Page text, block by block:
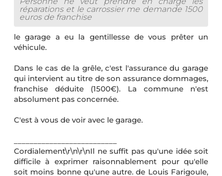
réparations et le carrossier me demande 1500
euros de franchise
le garage a eu la gentillesse de vous prêter un
véhicule.
Dans le cas de la grêle, c'est l'assurance du garage
qui intervient au titre de son assurance dommages,
franchise déduite (1500€). La commune n'est
absolument pas concernée.
C'est à vous de voir avec le garage.
Cordialement\r\n\r\nIl ne suffit pas qu'une idée soit
difficile à exprimer raisonnablement pour qu'elle
soit moins bonne qu'une autre. de Louis Farigoule,